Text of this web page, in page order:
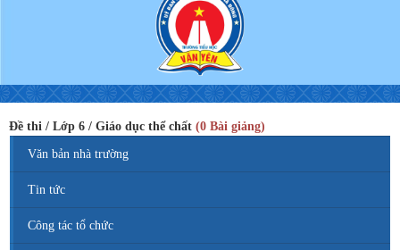
Đề thi / Lớp 6 / Giáo dục thể chất (0 Bài giảng)
Văn bản nhà trường
Tin tức
Công tác tổ chức